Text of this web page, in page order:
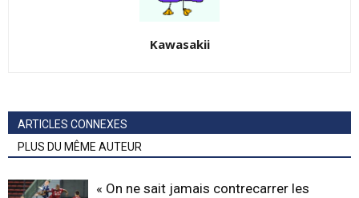
Kawasakii
ARTICLES CONNEXES
PLUS DU MÊME AUTEUR
« On ne sait jamais contrecarrer les